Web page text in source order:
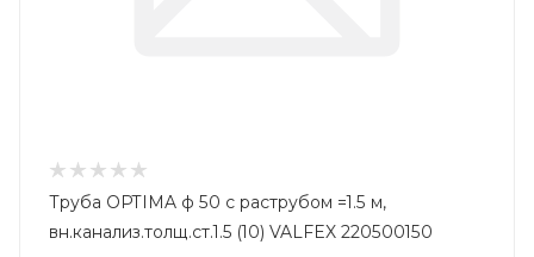
Труба OPTIMA ф 50 с раструбом =1.5 м,
вн.канализ.толщ.ст.1.5 (10) VALFEX 220500150